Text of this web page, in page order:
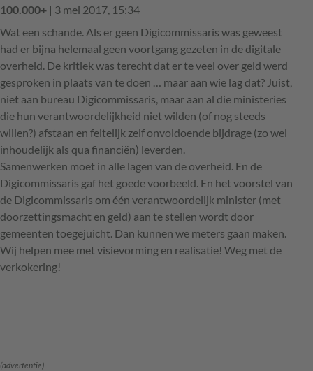
100.000+ | 3 mei 2017, 15:34
Wat een schande. Als er geen Digicommissaris was geweest
had er bijna helemaal geen voortgang gezeten in de digitale
overheid. De kritiek was terecht dat er te veel over geld werd
gesproken in plaats van te doen … maar aan wie lag dat? Juist,
niet aan bureau Digicommissaris, maar aan al die ministeries
die hun verantwoordelijkheid niet wilden (of nog steeds
willen?) afstaan en feitelijk zelf onvoldoende bijdrage (zo wel
inhoudelijk als qua financiën) leverden.
Samenwerken moet in alle lagen van de overheid. En de
Digicommissaris gaf het goede voorbeeld. En het voorstel van
de Digicommissaris om één verantwoordelijk minister (met
doorzettingsmacht en geld) aan te stellen wordt door
gemeenten toegejuicht. Dan kunnen we meters gaan maken.
Wij helpen mee met visievorming en realisatie! Weg met de
verkokering!
(advertentie)